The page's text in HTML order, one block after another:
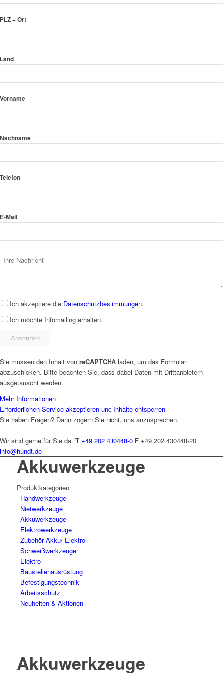
PLZ + Ort
Land
Vorname
Nachname
Telefon
E-Mail
Ich akzeptiere die Datenschutzbestimmungen.
Ich möchte Infomailing erhalten.
Sie müssen den Inhalt von reCAPTCHA laden, um das Formular
abzuschicken. Bitte beachten Sie, dass dabei Daten mit Drittanbietern
ausgetauscht werden.
Mehr Informationen
Erforderlichen Service akzeptieren und Inhalte entsperren
Sie haben Fragen? Dann zögern Sie nicht, uns anzusprechen.
Wir sind gerne für Sie da. T +49 202 430448-0 F +49 202 430448-20
info@hundt.de
Akkuwerkzeuge
Produktkategorien
Hand­werk­zeuge
Niet­werk­zeuge
Akkuwerkzeuge
Elektro­werk­zeuge
Zubehör Akku/ Elektro
Schweiß­werk­zeuge
Elektro
Bau­stellen­aus­rüstung
Befesti­gungs­technik
Arbeits­schutz
Neuheiten & Aktionen
Akkuwerkzeuge